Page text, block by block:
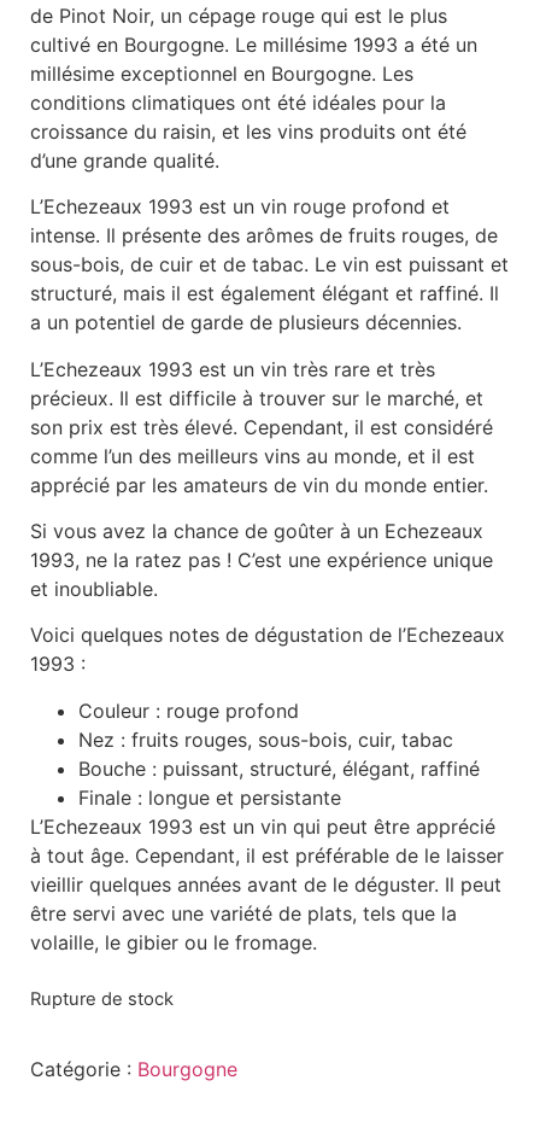
de Pinot Noir, un cépage rouge qui est le plus
cultivé en Bourgogne. Le millésime 1993 a été un
millésime exceptionnel en Bourgogne. Les
conditions climatiques ont été idéales pour la
croissance du raisin, et les vins produits ont été
d’une grande qualité.
L’Echezeaux 1993 est un vin rouge profond et
intense. Il présente des arômes de fruits rouges, de
sous-bois, de cuir et de tabac. Le vin est puissant et
structuré, mais il est également élégant et raffiné. Il
a un potentiel de garde de plusieurs décennies.
L’Echezeaux 1993 est un vin très rare et très
précieux. Il est difficile à trouver sur le marché, et
son prix est très élevé. Cependant, il est considéré
comme l’un des meilleurs vins au monde, et il est
apprécié par les amateurs de vin du monde entier.
Si vous avez la chance de goûter à un Echezeaux
1993, ne la ratez pas ! C’est une expérience unique
et inoubliable.
Voici quelques notes de dégustation de l’Echezeaux
1993 :
Couleur : rouge profond
Nez : fruits rouges, sous-bois, cuir, tabac
Bouche : puissant, structuré, élégant, raffiné
Finale : longue et persistante
L’Echezeaux 1993 est un vin qui peut être apprécié
à tout âge. Cependant, il est préférable de le laisser
vieillir quelques années avant de le déguster. Il peut
être servi avec une variété de plats, tels que la
volaille, le gibier ou le fromage.
Rupture de stock
Catégorie : Bourgogne